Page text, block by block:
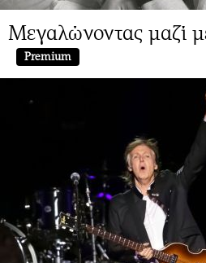
Μεγαλώνοντας μαζί
Premium